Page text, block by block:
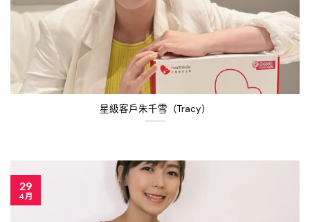
星級客戶朱千雪（Tracy）
29
4 月